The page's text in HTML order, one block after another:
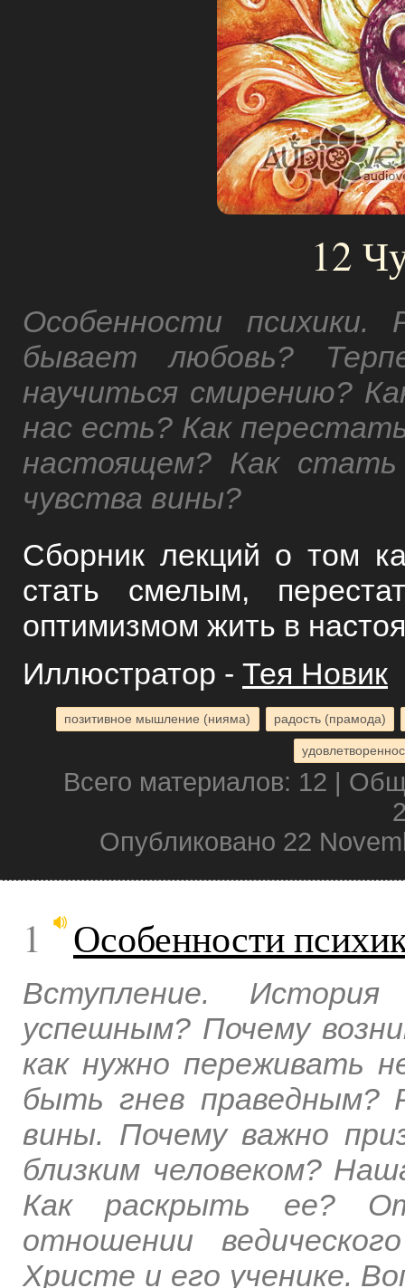
12
Особенности психики.
бывает любовь?
научиться смирению?
нас есть? Как
настоящем? Как
чувства вины?
Сборник лекций о том
стать смелым,
оптимизмом жить в
Иллюстратор - Тея Новик
позитивное мышление (нияма) радость (прамода)
Всего материалов: 12 |
Опубликовано 22
1 Особенности
Вступление.
успешным? Почему
как нужно переживать
быть гнев праведным?
вины. Почему важно
близким человеком?
Как раскрыть ее?
отношении
Христе и его ученике.